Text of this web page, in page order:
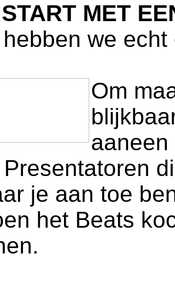
MET
we
Om
je aan toe
het Beats